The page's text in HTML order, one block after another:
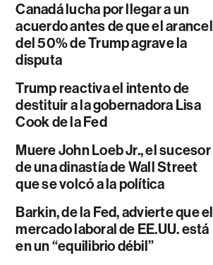
Canadá lucha por llegar a un
acuerdo antes de que el arancel
del 50% de Trump agrave la
disputa
Trump reactiva el intento de
destituir a la gobernadora Lisa
Cook de la Fed
Muere John Loeb Jr., el sucesor
de una dinastía de Wall Street
que se volcó a la política
Barkin, de la Fed, advierte que el
mercado laboral de EE.UU. está
en un “equilibrio débil”